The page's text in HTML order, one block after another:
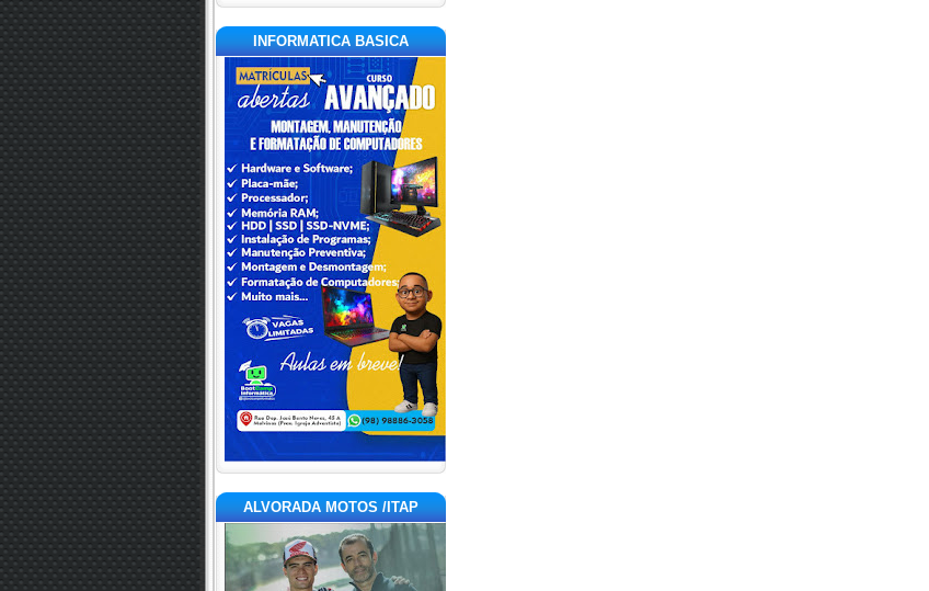
INFORMATICA BASICA
ALVORADA MOTOS /ITAP